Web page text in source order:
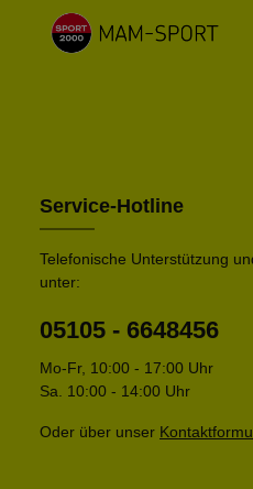
Service-Hotline
Telefonische Unterstützung
unter:
05105 - 6648456
Mo-Fr, 10:00 - 17:00 Uhr
Sa. 10:00 - 14:00 Uhr
Oder über unser